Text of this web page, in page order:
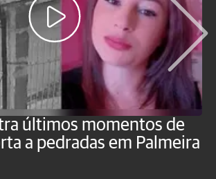
últimos momentos de
a pedradas em Palmeira